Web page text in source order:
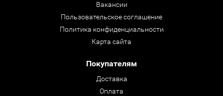
Вакансии
Пользовательское соглашение
Политика конфиденциальности
Карта сайта
Покупателям
Доставка
Оплата